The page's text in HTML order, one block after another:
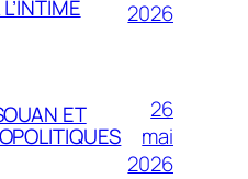
2026
ET
26
mai
2026